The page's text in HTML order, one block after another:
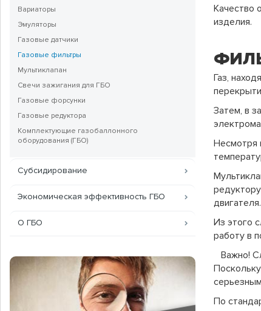
Вариаторы
Эмуляторы
Газовые датчики
Газовые фильтры
Мультиклапан
Свечи зажигания для ГБО
Газовые форсунки
Газовые редуктора
Комплектующие газобаллонного
оборудования (ГБО)
Субсидирование
Экономическая эффективность ГБО
О ГБО
Качество
изделия.
Газ,
Затем, в
Несмотря
двигателя.
Из этого
работу в
Важно!
По